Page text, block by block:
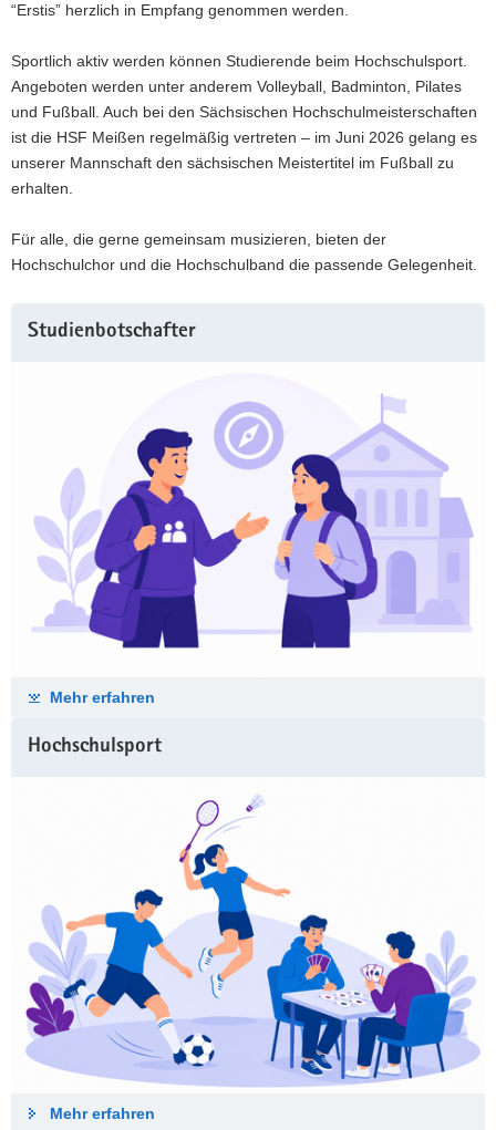
“Erstis” herzlich in Empfang genommen werden.
Sportlich aktiv werden können Studierende beim Hochschulsport.
Angeboten werden unter anderem Volleyball, Badminton, Pilates
und Fußball. Auch bei den Sächsischen Hochschulmeisterschaften
ist die HSF Meißen regelmäßig vertreten – im Juni 2026 gelang es
unserer Mannschaft den sächsischen Meistertitel im Fußball zu
erhalten.
Für alle, die gerne gemeinsam musizieren, bieten der
Hochschulchor und die Hochschulband die passende Gelegenheit.
Studienbotschafter
Mehr erfahren
Hochschulsport
Mehr erfahren